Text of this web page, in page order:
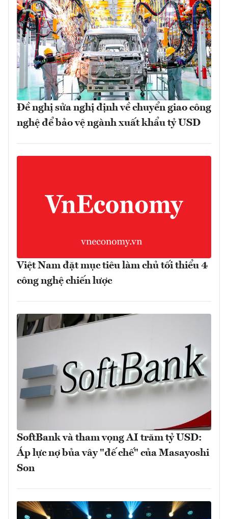
Đề nghị sửa nghị định về chuyển giao công
nghệ để bảo vệ ngành xuất khẩu tỷ USD
Việt Nam đặt mục tiêu làm chủ tối thiểu 4
công nghệ chiến lược
SoftBank và tham vọng AI trăm tỷ USD:
Áp lực nợ bủa vây "đế chế" của Masayoshi
Son